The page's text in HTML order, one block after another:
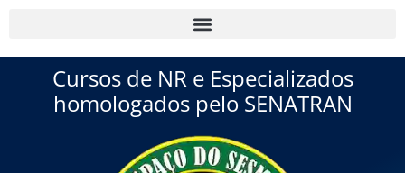
Cursos de NR e Especializados
homologados pelo SENATRAN